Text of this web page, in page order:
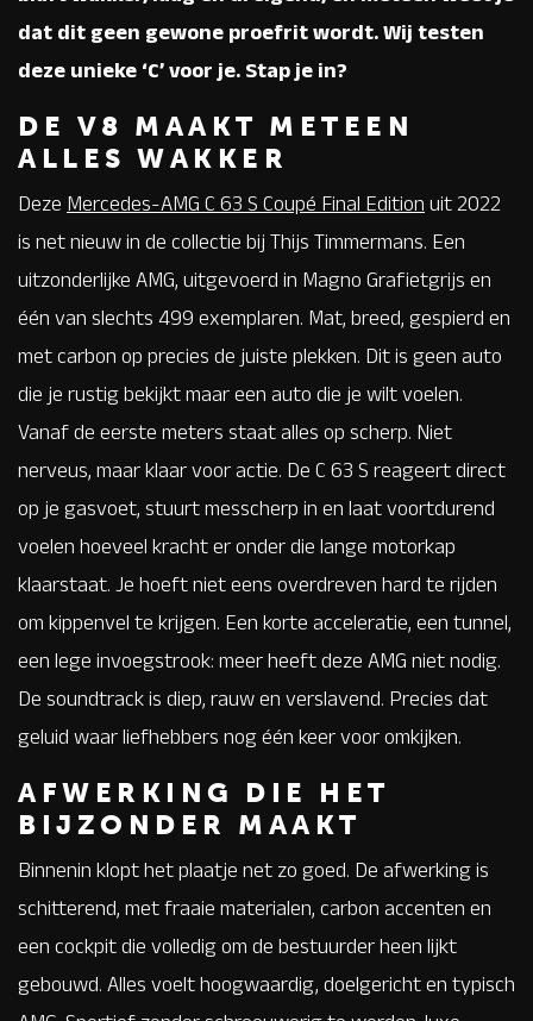
dat dit geen gewone proefrit wordt. Wij testen
deze unieke ‘C’ voor je. Stap je in?
DE V8 MAAKT METEEN
ALLES WAKKER
Deze Mercedes-AMG C 63 S Coupé Final Edition uit 2022
is net nieuw in de collectie bij Thijs Timmermans. Een
uitzonderlijke AMG, uitgevoerd in Magno Grafietgrijs en
één van slechts 499 exemplaren. Mat, breed, gespierd en
met carbon op precies de juiste plekken. Dit is geen auto
die je rustig bekijkt maar een auto die je wilt voelen.
Vanaf de eerste meters staat alles op scherp. Niet
nerveus, maar klaar voor actie. De C 63 S reageert direct
op je gasvoet, stuurt messcherp in en laat voortdurend
voelen hoeveel kracht er onder die lange motorkap
klaarstaat. Je hoeft niet eens overdreven hard te rijden
om kippenvel te krijgen. Een korte acceleratie, een tunnel,
een lege invoegstrook: meer heeft deze AMG niet nodig.
De soundtrack is diep, rauw en verslavend. Precies dat
geluid waar liefhebbers nog één keer voor omkijken.
AFWERKING DIE HET
BIJZONDER MAAKT
Binnenin klopt het plaatje net zo goed. De afwerking is
schitterend, met fraaie materialen, carbon accenten en
een cockpit die volledig om de bestuurder heen lijkt
gebouwd. Alles voelt hoogwaardig, doelgericht en typisch